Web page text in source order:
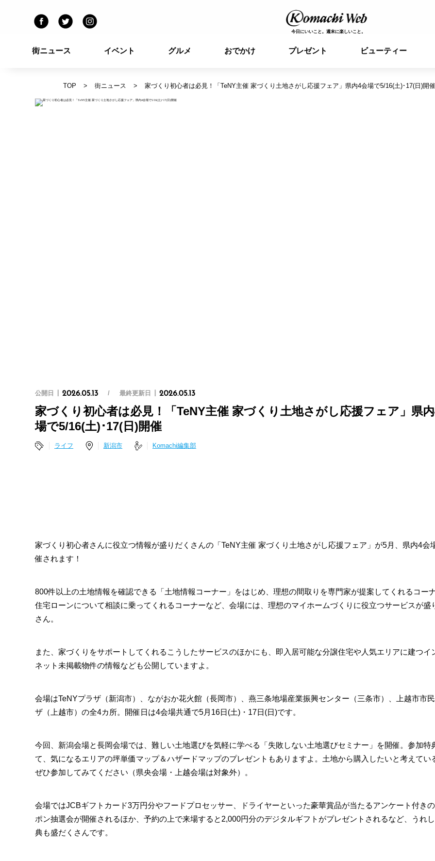
今日にいいこと。週末に楽しいこと。
街ニュース イベント グルメ おでかけ プレゼント ビューティー
TOP 街ニュース 家づくり初心者は必見！「TeNY主催 家づくり土地さがし応援フェア」県内4会場で5/16(土)･17(日)開催
公開日 2026.05.13 最終更新日 2026.05.13
家づくり初心者は必見！「TeNY主催 家づくり土地さがし応援フェア」県
場で5/16(土)･17(日)開催
ライフ 新潟市 Komachi編集部
家づくり初心者さんに役立つ情報が盛りだくさんの「TeNY主催 家づくり土地さがし応援フェア」が5月、県内4会
催されます！
800件以上の土地情報を確認できる「土地情報コーナー」をはじめ、理想の間取りを専門家が提案してくれるコーナ
住宅ローンについて相談に乗ってくれるコーナーなど、会場には、理想のマイホームづくりに役立つサービスが盛
さん。
また、家づくりをサポートしてくれるこうしたサービスのほかにも、即入居可能な分譲住宅や人気エリアに建つイ
ネット未掲載物件の情報なども公開していますよ。
会場はTeNYプラザ（新潟市）、ながおか花火館（長岡市）、燕三条地場産業振興センター（三条市）、上越市市
ザ（上越市）の全4カ所。開催日は4会場共通で5月16日(土)・17日(日)です。
今回、新潟会場と長岡会場では、難しい土地選びを気軽に学べる「失敗しない土地選びセミナー」を開催。参加特
て、気になるエリアの坪単価マップ＆ハザードマップのプレゼントもありますよ。土地から購入したいと考えてい
ぜひ参加してみてください（県央会場・上越会場は対象外）。
会場ではJCBギフトカード3万円分やフードプロセッサー、ドライヤーといった豪華賞品が当たるアンケート付き
ポン抽選会が開催されるほか、予約の上で来場すると2,000円分のデジタルギフトがプレゼントされるなど、うれ
典も盛だくさんです。